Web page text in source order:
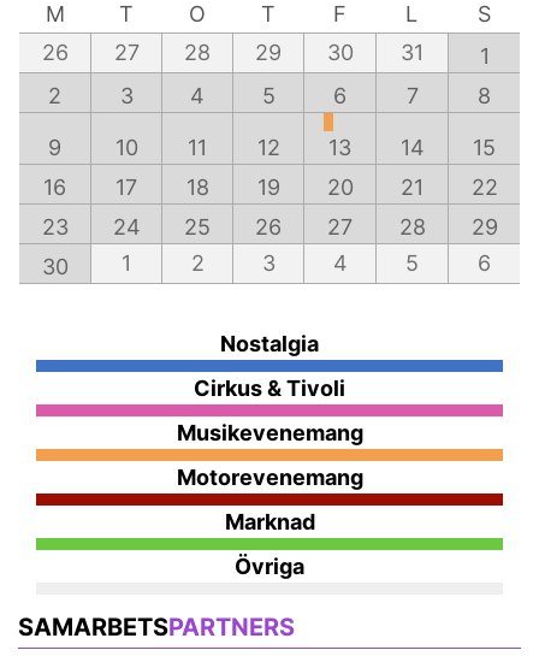
M
T O T F L
S
26
27 28 29 30 31
1
2
3 4 5 6 7 8
9 10 11 12 13 14
15
16
17 18 19 20 21
22
23
24 25 26 27 28
29
30
1 2 3 4 5 6
Nostalgia
Cirkus & Tivoli
Musikevenemang
Motorevenemang
Marknad
Övriga
SAMARBETSPARTNERS